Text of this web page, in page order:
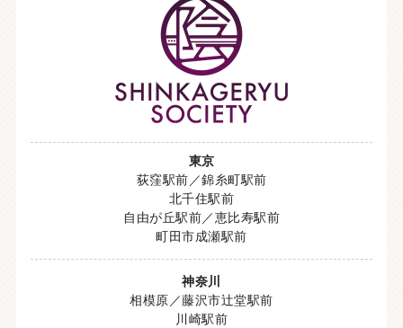
東京
荻窪駅前／錦糸町駅前
北千住駅前
自由が丘駅前／恵比寿駅前
町田市成瀬駅前
神奈川
相模原／藤沢市辻堂駅前
川崎駅前